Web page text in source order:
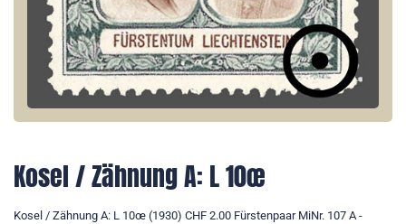
Kosel / Zähnung A: L 10œ
Kosel / Zähnung A: L 10œ (1930) CHF 2.00 Fürstenpaar MiNr. 107 A -